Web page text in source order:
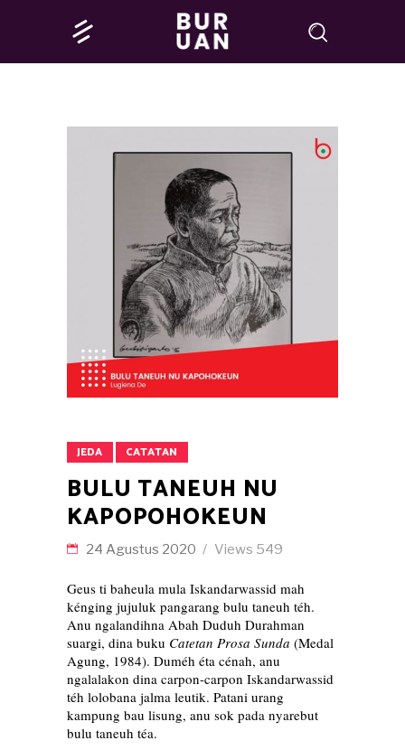
JEDA CATATAN
BULU TANEUH NU
KAPOPOHOKEUN
24 Agustus 2020 Views 549
Geus ti baheula mula Iskandarwassid mah
kénging jujuluk pangarang bulu taneuh téh.
Anu ngalandihna Abah Duduh Durahman
suargi, dina buku Catetan Prosa Sunda (Medal
Agung, 1984). Duméh éta cénah, anu
ngalalakon dina carpon-carpon Iskandarwassid
téh lolobana jalma leutik. Patani urang
kampung bau lisung, anu sok pada nyarebut
bulu taneuh téa.